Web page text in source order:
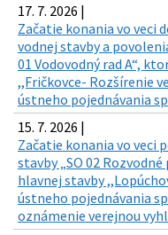
17. 7. 2026 |
Začatie konania vo veci
vodnej stavby a
01 Vodovodný rad A“,
,,Fričkovce- Rozšírenie
ústneho pojednávania
15. 7. 2026 |
Začatie konania vo veci
stavby „SO 02
hlavnej stavby
ústneho pojednávania
oznámenie verejnou